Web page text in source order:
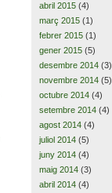
abril 2015 (4)
març 2015 (1)
febrer 2015 (1)
gener 2015 (5)
desembre 2014 (3)
novembre 2014 (5)
octubre 2014 (4)
setembre 2014 (4)
agost 2014 (4)
juliol 2014 (5)
juny 2014 (4)
maig 2014 (3)
abril 2014 (4)